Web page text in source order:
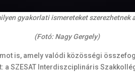
gyakorlati ismereteket
(Fotó: Nagy Gergely)
is, amely valódi közösségi
SZESAT Interdiszciplináris